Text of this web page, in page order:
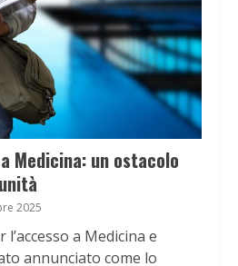
Medicina: un ostacolo
2025
a Medicina e
annunciato come lo